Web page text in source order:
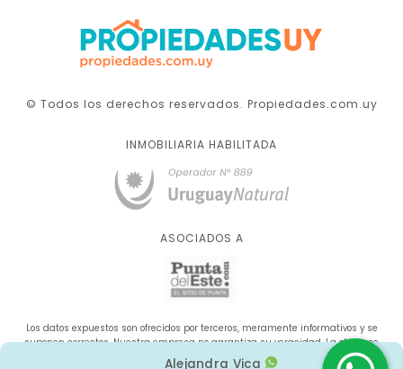
Alejandra Vica
© Todos los derechos reservados. Propiedades.com.uy
INMOBILIARIA HABILITADA
ASOCIADOS A
Los datos expuestos son ofrecidos por terceros, meramente informativos y se
suponen correctos. Nuestra empresa no garantiza su veracidad. La oferta se
sujeta a errores, cambios de precio, omisión y/o retirada del mercado sin aviso